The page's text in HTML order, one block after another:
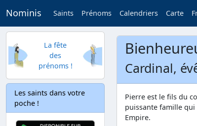
Nominis Saints Prénoms Calendriers Carte
La fête
des
prénoms !
Les saints dans votre
poche !
Cardinal,
Pierre est le fils du
puissante famille qui
Empire.